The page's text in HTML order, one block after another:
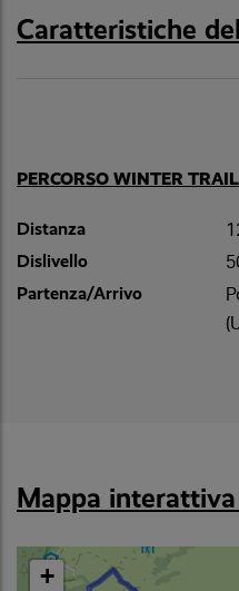
Caratteristiche
PERCORSO WINTER TRAIL
Distanza
Dislivello
Partenza/Arrivo
Mappa
+